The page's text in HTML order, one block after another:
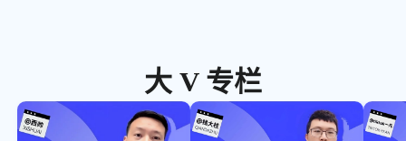
大 V 专栏